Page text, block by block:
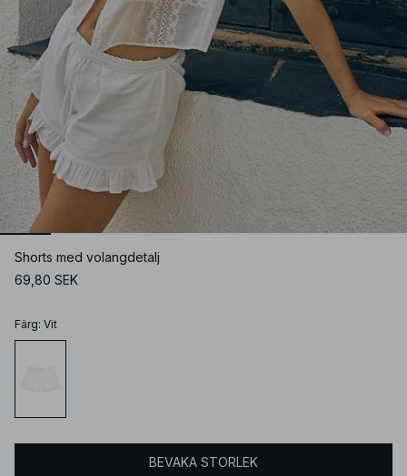
Shorts med volangdetalj
69,80 SEK
Färg: Vit
BEVAKA STORLEK